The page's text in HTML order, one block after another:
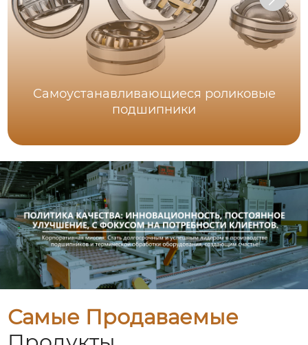
Самоустанавливающиеся роликовые
подшипники
Самые Продаваемые